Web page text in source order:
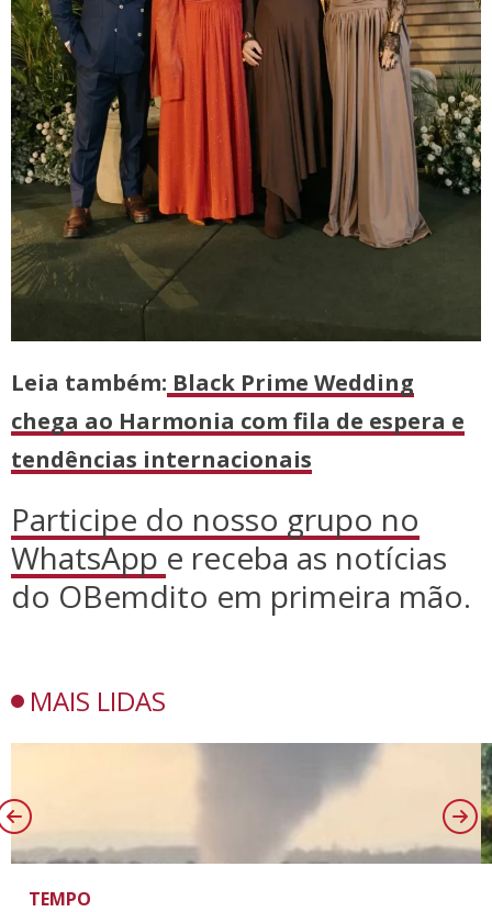
Leia também: Black Prime Wedding
chega ao Harmonia com fila de espera e
tendências internacionais
Participe do nosso grupo no
WhatsApp e receba as notícias
do OBemdito em primeira mão.
MAIS LIDAS
TEMPO